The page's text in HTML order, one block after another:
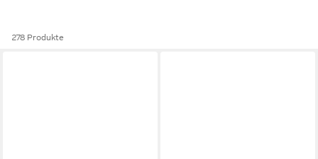
278 Produkte